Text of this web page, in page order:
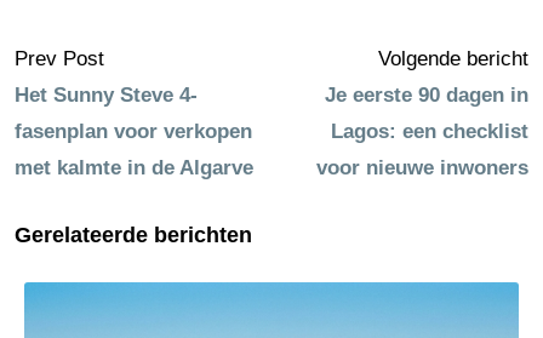
Prev Post
Het Sunny Steve 4-
fasenplan voor verkopen
met kalmte in de Algarve
Volgende bericht
Je eerste 90 dagen in
Lagos: een checklist
voor nieuwe inwoners
Gerelateerde berichten